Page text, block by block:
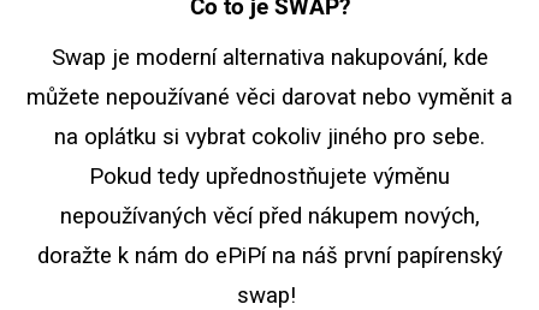
Co to je SWAP?
Swap je moderní alternativa nakupování, kde
můžete nepoužívané věci darovat nebo vyměnit a
na oplátku si vybrat cokoliv jiného pro sebe.
Pokud tedy upřednostňujete výměnu
nepoužívaných věcí před nákupem nových,
doražte k nám do ePiPí na náš první papírenský
swap!